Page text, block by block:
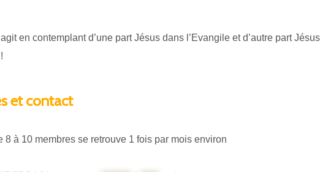
en contemplant d’une part Jésus dans l’Evangile et d’autre part Jésus
et contact
à 10 membres se retrouve 1 fois par mois environ